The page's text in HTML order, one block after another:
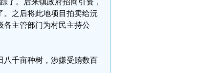
了。后来镇政府招商引资，
。之后将此地项目拍卖给沅
各主管部门为村民主持公
八千亩种树，涉嫌受贿数百